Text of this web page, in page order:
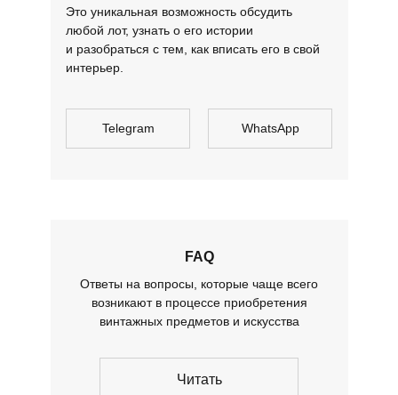
Telegram WhatsApp
Это уникальная возможность обсудить
любой лот, узнать о его истории
и разобраться с тем, как вписать его в свой
интерьер.
FAQ
Ответы на вопросы, которые чаще всего
возникают в процессе приобретения
винтажных предметов и искусства
Читать